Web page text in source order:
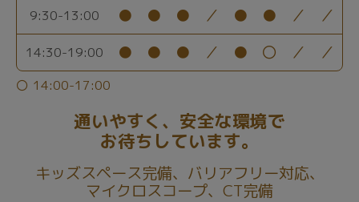
9:30-13:00 ● ● ● ／ ● ● ／ ／
14:30-19:00 ● ● ● ／ ● 〇 ／ ／
〇 14:00-17:00
通いやすく、安全な環境で
お待ちしています。
キッズスペース完備、バリアフリー対応、
マイクロスコープ、CT完備